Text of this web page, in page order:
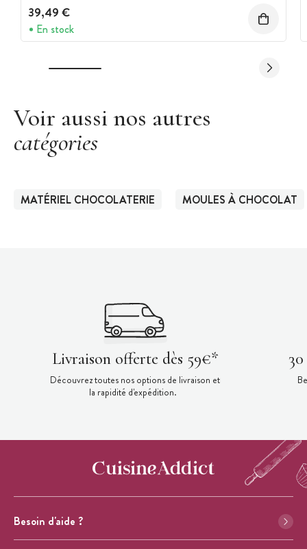
39,49 €
En stock
Voir aussi nos autres
catégories
MATÉRIEL CHOCOLATERIE MOULES À CHOCOLAT
Livraison offerte dès 59€*
Découvrez toutes nos options de livraison et
la rapidité d'expédition.
Besoin d'aide ?